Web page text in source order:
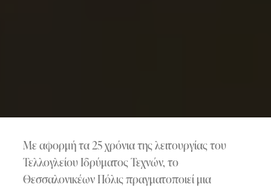
Με αφορμή τα 25 χρόνια της λειτουργίας του
Τελλογλείου Ιδρύματος Τεχνών, το
Θεσσαλονικέων Πόλις πραγματοποιεί μια